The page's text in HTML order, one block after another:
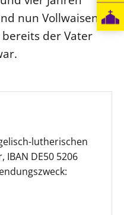
lutherischen
IBAN DE50 5206
nun Vollwaisen,
der Vater